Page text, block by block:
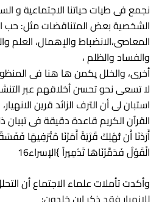
نجمع فى طيات حياتنا الاجتماعية و
الشخصية بعض المتناقضات مثل: حب
المعاصى،الانضباط والإهمال، العلم
والفساد والظلم ،
أخرى، والخلل يكمن ها هنا فى
لا تسعى نحو تحسن أخلاقهم عبر
استبان لى أن الترف الزائد قرين
القرآن الكريم قاعدة دقيقة فى تبيان
أَرَدْنَا أَن نُّهْلِكَ قَرْيَةً أَمَرْنَا مُتْرَفِيهَا
الْقَوْلُ فَدَمَّرْنَاهَا تَدْمِيراً }الإسراء16
وأكدت تأملات علماء الاجتماع أن